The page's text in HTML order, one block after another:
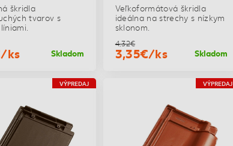
škridla
tvarov s
ks Skladom
Veľkoformátová škridla
ideálna na strechy s nízkym
sklonom.
4,32€
3,35€/ks Skladom
VÝPREDAJ VÝPREDAJ